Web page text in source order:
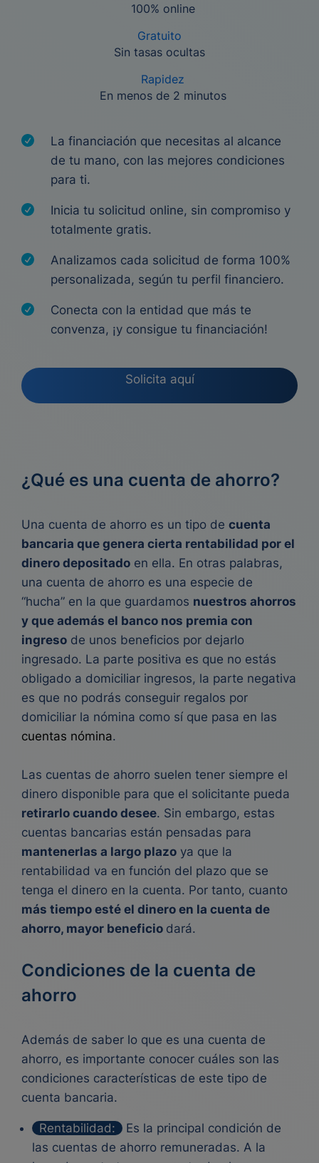
100% online
Gratuito
Sin tasas ocultas
Rapidez
En menos de 2 minutos
La financiación que necesitas al alcance
de tu mano, con las mejores condiciones
para ti.
Inicia tu solicitud online, sin compromiso y
totalmente gratis.
Analizamos cada solicitud de forma 100%
personalizada, según tu perfil financiero.
Conecta con la entidad que más te
convenza, ¡y consigue tu financiación!
Solicita aquí
¿Qué es una cuenta de ahorro?
Una cuenta de ahorro es un tipo de cuenta
bancaria que genera cierta rentabilidad por el
dinero depositado en ella. En otras palabras,
una cuenta de ahorro es una especie de
“hucha” en la que guardamos nuestros ahorros
y que además el banco nos premia con
ingreso de unos beneficios por dejarlo
ingresado. La parte positiva es que no estás
obligado a domiciliar ingresos, la parte negativa
es que no podrás conseguir regalos por
domiciliar la nómina como sí que pasa en las
cuentas nómina.
Las cuentas de ahorro suelen tener siempre el
dinero disponible para que el solicitante pueda
retirarlo cuando desee. Sin embargo, estas
cuentas bancarias están pensadas para
mantenerlas a largo plazo ya que la
rentabilidad va en función del plazo que se
tenga el dinero en la cuenta. Por tanto, cuanto
más tiempo esté el dinero en la cuenta de
ahorro, mayor beneficio dará.
Condiciones de la cuenta de
ahorro
Además de saber lo que es una cuenta de
ahorro, es importante conocer cuáles son las
condiciones características de este tipo de
cuenta bancaria.
Rentabilidad: Es la principal condición de
las cuentas de ahorro remuneradas. A la